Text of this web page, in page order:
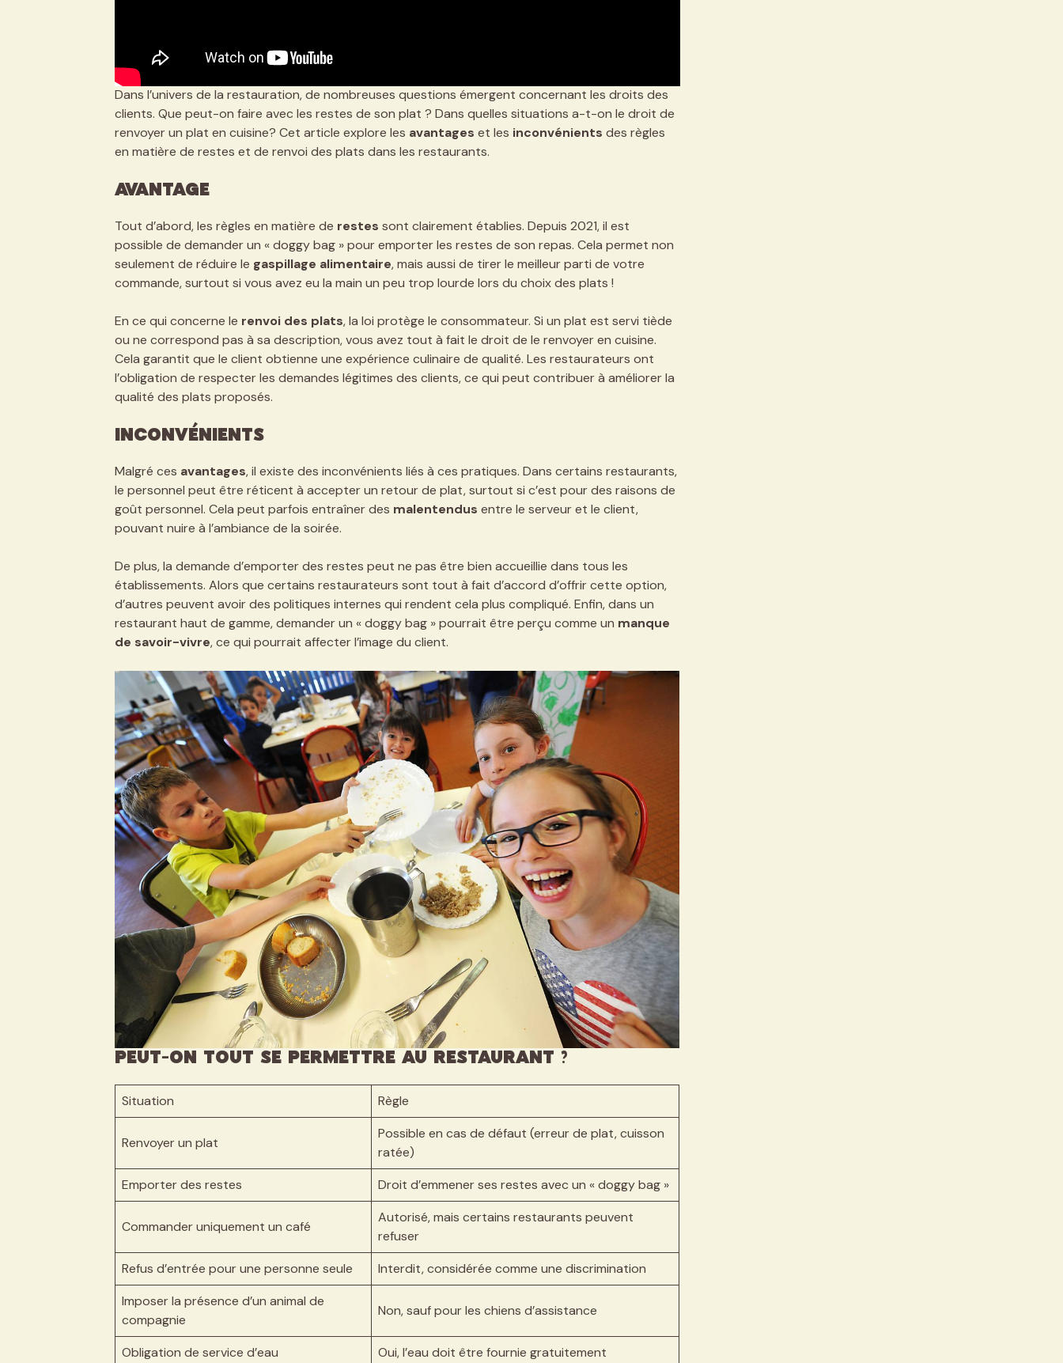
Dans l’univers de la restauration, de nombreuses questions émergent concernant les droits des
clients. Que peut-on faire avec les restes de son plat ? Dans quelles situations a-t-on le droit de
renvoyer un plat en cuisine? Cet article explore les avantages et les inconvénients des règles
en matière de restes et de renvoi des plats dans les restaurants.
Avantage
Tout d’abord, les règles en matière de restes sont clairement établies. Depuis 2021, il est
possible de demander un « doggy bag » pour emporter les restes de son repas. Cela permet non
seulement de réduire le gaspillage alimentaire, mais aussi de tirer le meilleur parti de votre
commande, surtout si vous avez eu la main un peu trop lourde lors du choix des plats !
En ce qui concerne le renvoi des plats, la loi protège le consommateur. Si un plat est servi tiède
ou ne correspond pas à sa description, vous avez tout à fait le droit de le renvoyer en cuisine.
Cela garantit que le client obtienne une expérience culinaire de qualité. Les restaurateurs ont
l’obligation de respecter les demandes légitimes des clients, ce qui peut contribuer à améliorer la
qualité des plats proposés.
Inconvénients
Malgré ces avantages, il existe des inconvénients liés à ces pratiques. Dans certains restaurants,
le personnel peut être réticent à accepter un retour de plat, surtout si c’est pour des raisons de
goût personnel. Cela peut parfois entraîner des malentendus entre le serveur et le client,
pouvant nuire à l’ambiance de la soirée.
De plus, la demande d’emporter des restes peut ne pas être bien accueillie dans tous les
établissements. Alors que certains restaurateurs sont tout à fait d’accord d’offrir cette option,
d’autres peuvent avoir des politiques internes qui rendent cela plus compliqué. Enfin, dans un
restaurant haut de gamme, demander un « doggy bag » pourrait être perçu comme un manque
de savoir-vivre, ce qui pourrait affecter l’image du client.
Peut-on tout se permettre au restaurant ?
Situation Règle
Renvoyer un plat
Possible en cas de défaut (erreur de plat, cuisson
ratée)
Emporter des restes
Droit d’emmener ses restes avec un « doggy bag »
Commander uniquement un café
Autorisé, mais certains restaurants peuvent
refuser
Refus d’entrée pour une personne seule
Interdit, considérée comme une discrimination
Imposer la présence d’un animal de
compagnie
Non, sauf pour les chiens d’assistance
Obligation de service d’eau Oui, l’eau doit être fournie gratuitement